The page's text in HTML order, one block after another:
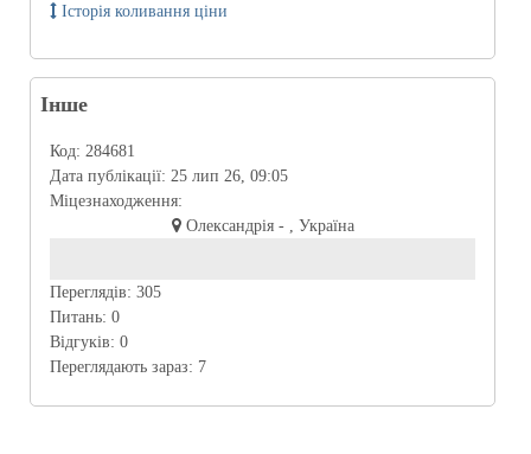
Історія коливання ціни
Інше
Код: 284681
Дата публікації: 25 лип 26, 09:05
Міцезнаходження:
Олександрія - , Україна
Переглядів: 305
Питань: 0
Відгуків: 0
Переглядають зараз: 7